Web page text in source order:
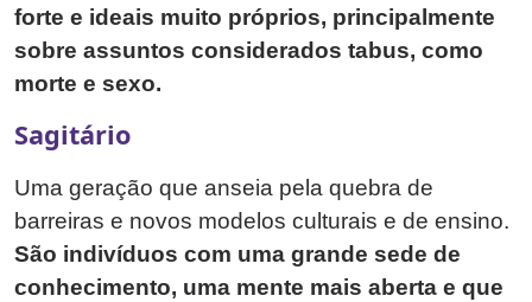
forte e ideais muito próprios, principalmente
sobre assuntos considerados tabus, como
morte e sexo.
Sagitário
Uma geração que anseia pela quebra de
barreiras e novos modelos culturais e de ensino.
São indivíduos com uma grande sede de
conhecimento, uma mente mais aberta e que